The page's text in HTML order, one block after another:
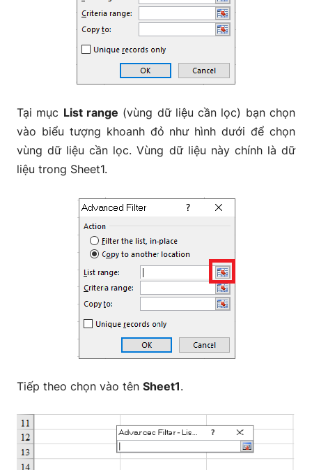
Tại mục List range (vùng dữ liệu cần lọc) bạn chọn
vào biểu tượng khoanh đỏ như hình dưới để chọn
vùng dữ liệu cần lọc. Vùng dữ liệu này chính là dữ
liệu trong Sheet1.
Tiếp theo chọn vào tên Sheet1.